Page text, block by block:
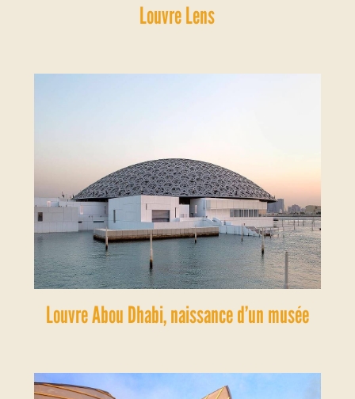
Louvre Lens
Louvre Abou Dhabi, naissance d’un musée